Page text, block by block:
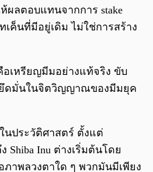
ผลตอบแทนจากการ stake
เค็นที่มีอยู่เดิม ไม่ใช่การสร้าง
อเหรียญมีมอย่างแท้จริง ขับ
ดมั่นในจิตวิญญาณของมีมยุค
นประวัติศาสตร์ ตั้งแต่
Shiba Inu ต่างเริ่มต้นโดย
ภาพลวงตาใด ๆ พวกมันมีเพียง